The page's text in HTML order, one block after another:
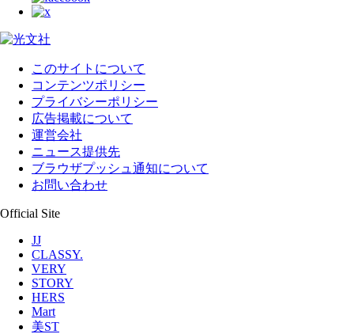
このサイトについて
コンテンツポリシー
プライバシーポリシー
広告掲載について
運営会社
ニュース提供先
ブラウザプッシュ通知について
お問い合わせ
Official Site
JJ
CLASSY.
VERY
STORY
HERS
Mart
美ST